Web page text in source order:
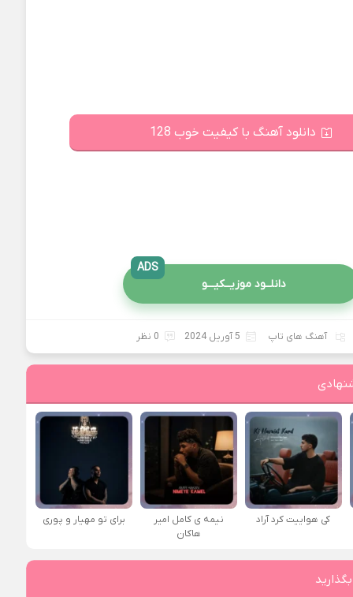
دانلود آهنگ با کیفیت خوب 128
دانلــود موزیــکیـــو
ADS
آهنگ های تاپ 5 آوریل 2024 0 نظر
کی هواییت کرد آراد
نیمه ی کامل امیر
هاکان
برای تو مهیار و پوری